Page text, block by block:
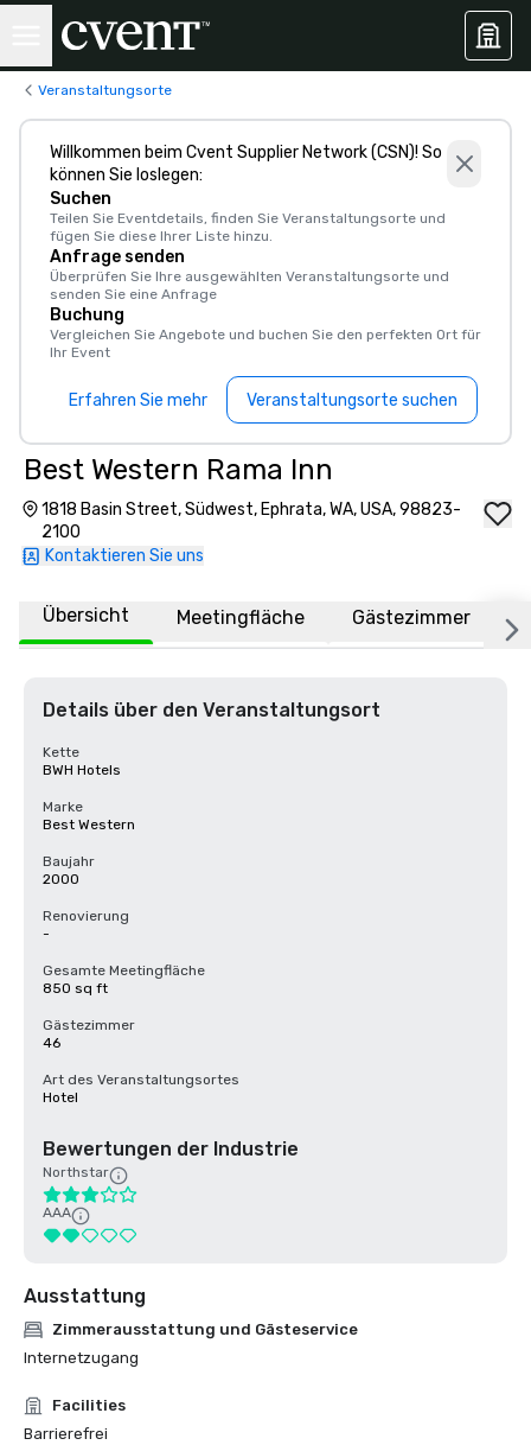
Veranstaltungsorte
Willkommen beim Cvent Supplier Network (CSN)! So
können Sie loslegen:
Suchen
Teilen Sie Eventdetails, finden Sie Veranstaltungsorte und
fügen Sie diese Ihrer Liste hinzu.
Anfrage senden
Überprüfen Sie Ihre ausgewählten Veranstaltungsorte und
senden Sie eine Anfrage
Buchung
Vergleichen Sie Angebote und buchen Sie den perfekten Ort für
Ihr Event
Erfahren Sie mehr Veranstaltungsorte suchen
Best Western Rama Inn
1818 Basin Street, Südwest, Ephrata, WA, USA, 98823-
2100
Kontaktieren Sie uns
Übersicht Meetingfläche Gästezimmer
Details über den Veranstaltungsort
Kette
BWH Hotels
Marke
Best Western
Baujahr
2000
Renovierung
-
Gesamte Meetingfläche
850 sq ft
Gästezimmer
46
Art des Veranstaltungsortes
Hotel
Bewertungen der Industrie
Northstar
AAA
Ausstattung
Zimmerausstattung und Gästeservice
Internetzugang
Facilities
Barrierefrei